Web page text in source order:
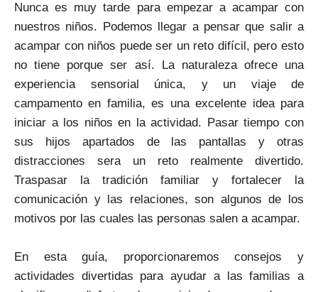
Nunca es muy tarde para empezar a acampar con
nuestros niños. Podemos llegar a pensar que salir a
acampar con niños puede ser un reto difícil, pero esto
no tiene porque ser así. La naturaleza ofrece una
experiencia sensorial única, y un viaje de
campamento en familia, es una excelente idea para
iniciar a los niños en la actividad. Pasar tiempo con
sus hijos apartados de las pantallas y otras
distracciones sera un reto realmente divertido.
Traspasar la tradición familiar y fortalecer la
comunicación y las relaciones, son algunos de los
motivos por las cuales las personas salen a acampar.
En esta guía, proporcionaremos consejos y
actividades divertidas para ayudar a las familias a